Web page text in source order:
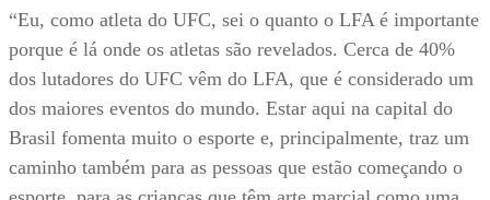
“Eu, como atleta do UFC, sei o quanto o LFA é importante
porque é lá onde os atletas são revelados. Cerca de 40%
dos lutadores do UFC vêm do LFA, que é considerado um
dos maiores eventos do mundo. Estar aqui na capital do
Brasil fomenta muito o esporte e, principalmente, traz um
caminho também para as pessoas que estão começando o